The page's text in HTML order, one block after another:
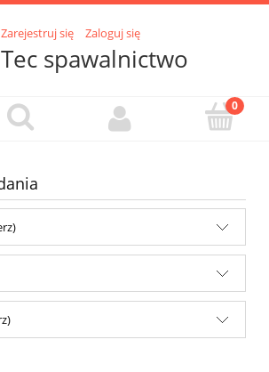
Zarejestruj się Zaloguj się
spawalnictwo